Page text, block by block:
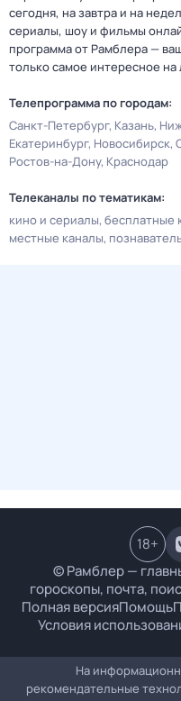
сегодня, на завтра и на
сериалы, шоу и фильмы
программа от Рамблера —
только самое интересное
Телепрограмма по городам:
Санкт-Петербург Казань
Екатеринбург Новосибирск
Ростов-на-Дону Краснодар
Телеканалы по тематикам:
кино и сериалы бесплатные
местные каналы
© Рамблер —
гороскопы, почта,
Полная версияПомощь
Условия
18+
На
рекомендательные